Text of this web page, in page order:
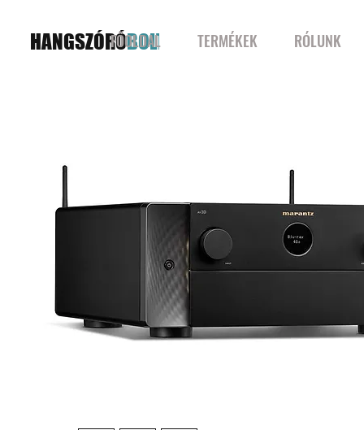
HANGSZÓRÓBOLT
FŐOLDAL TERMÉKEK RÓLUNK